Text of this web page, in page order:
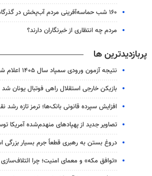
۱۶۰ شب حماسه‌آفرینی مردم آب‌پخش در گذرگاه مقاومت
مردم چه انتظاری از خبرنگاران دارند؟
پربازدیدترین ها
نتیجه آزمون ورودی سمپاد سال ۱۴۰۵ اعلام شد
بازیکن خارجی استقلال راهی فوتبال یونان شد
افزایش سپرده قانونی بانک‌ها؛ ترمز تازه رشد
تصاویر جدید از پهپادهای منهدم‌شده آمریکا
دروغ بستن به رهبری قطعاً جرم بسیار بزرگی
«توافق مکه» و معمای امنیت؛ چرا